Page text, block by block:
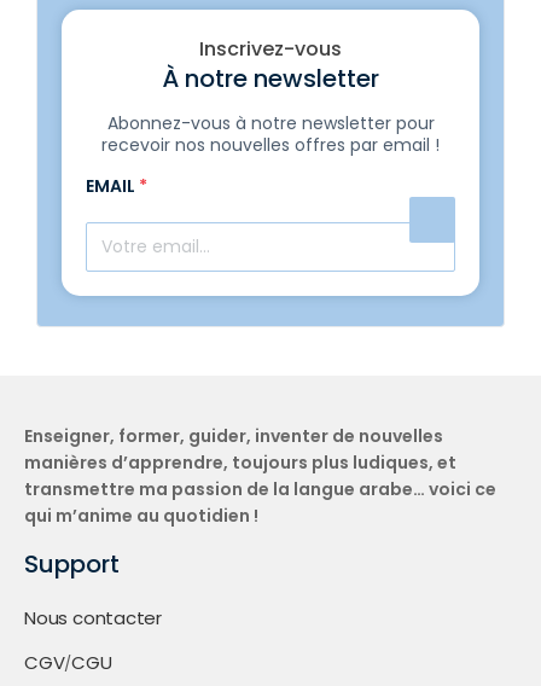
Inscrivez-vous
À notre newsletter
Abonnez-vous à notre newsletter pour
recevoir nos nouvelles offres par email !
EMAIL *
Enseigner, former, guider, inventer de nouvelles
manières d’apprendre, toujours plus ludiques, et
transmettre ma passion de la langue arabe… voici ce
qui m’anime au quotidien !
Support
Nous contacter
CGV/CGU